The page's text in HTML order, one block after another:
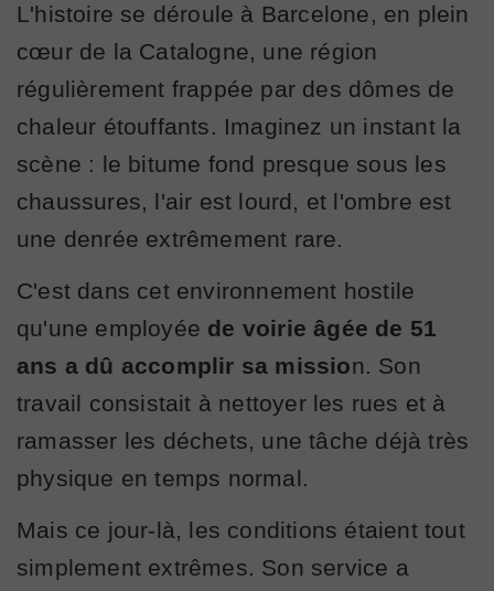
L'histoire se déroule à Barcelone, en plein
cœur de la Catalogne, une région
régulièrement frappée par des dômes de
chaleur étouffants. Imaginez un instant la
scène : le bitume fond presque sous les
chaussures, l'air est lourd, et l'ombre est
une denrée extrêmement rare.
C'est dans cet environnement hostile
qu'une employée de voirie âgée de 51
ans a dû accomplir sa mission. Son
travail consistait à nettoyer les rues et à
ramasser les déchets, une tâche déjà très
physique en temps normal.
Mais ce jour-là, les conditions étaient tout
simplement extrêmes. Son service a